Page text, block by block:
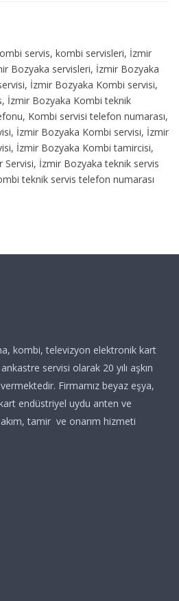
servis, kombi servisleri, İzmir
Bozyaka servisleri, İzmir Bozyaka
İzmir Bozyaka Kombi servisi,
İzmir Bozyaka Kombi teknik
Kombi servisi telefon numarası,
İzmir Bozyaka Kombi servisi, İzmir
İzmir Bozyaka Kombi tamircisi,
İzmir Bozyaka teknik servis
teknik servis telefon numarası
kombi, televizyon elektronik kart
servisi olarak 20 yılı aşkın
Firmamız beyaz eşya,
endüstriyel uydu anten ve
tamir ve onarım hizmeti